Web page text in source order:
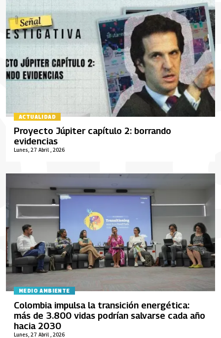
ACTUALIDAD
Lunes, 27 Abril , 2026
Proyecto Júpiter capítulo 2: borrando
evidencias
MEDIO AMBIENTE
Lunes, 27 Abril , 2026
Colombia impulsa la transición energética:
más de 3.800 vidas podrían salvarse cada año
hacia 2030